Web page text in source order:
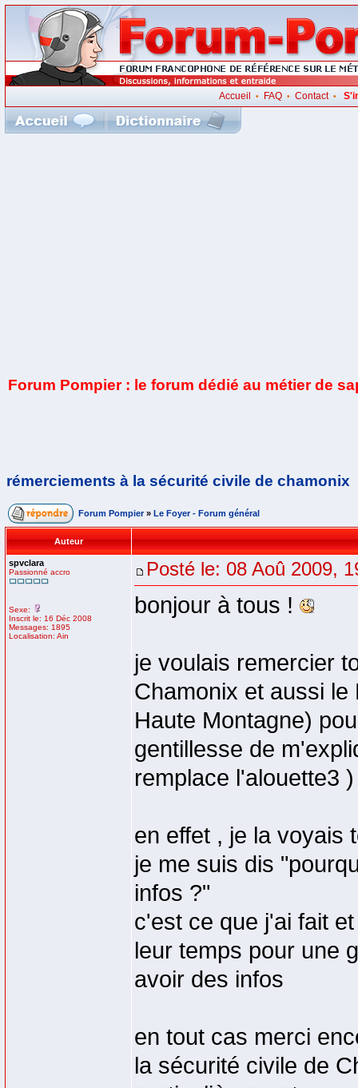
Accueil • FAQ• Contact•
Forum Pompier : le forum dédié au métier de
rémerciements à la sécurité civile de chamonix
Forum Pompier » Le Foyer - Forum général
Auteur
spvclara
Passionné accro
Sexe:
Inscrit le: 16 Déc 2008
Messages: 1895
Localisation: Ain
Posté le: 08 Aoû 2009,
bonjour à tous !
je voulais remercier
Chamonix et aussi
Haute Montagne)
gentillesse de
remplace l'alouette3
en effet , je la voyais
je me suis dis
infos ?"
c'est ce que j'ai fait
leur temps pour une
avoir des infos
en tout cas merci
la sécurité civile de